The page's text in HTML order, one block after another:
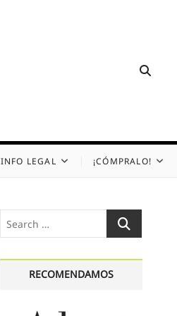
INFO LEGAL ¡CÓMPRALO!
Search
…
RECOMENDAMOS